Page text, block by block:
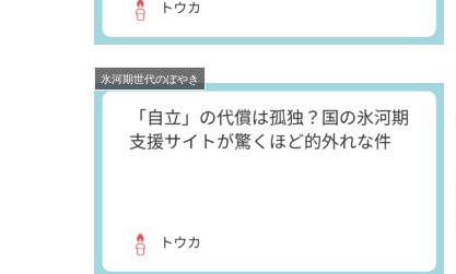
氷河期世代のぼやき